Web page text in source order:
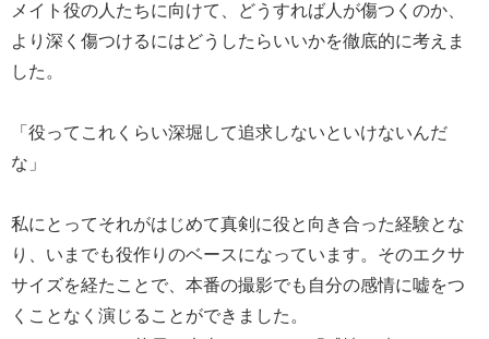
メイト役の人たちに向けて、どうすれば人が傷つくのか、
より深く傷つけるにはどうしたらいいかを徹底的に考えま
した。
「役ってこれくらい深堀して追求しないといけないんだ
な」
私にとってそれがはじめて真剣に役と向き合った経験とな
り、いまでも役作りのベースになっています。そのエクサ
サイズを経たことで、本番の撮影でも自分の感情に嘘をつ
くことなく演じることができました。